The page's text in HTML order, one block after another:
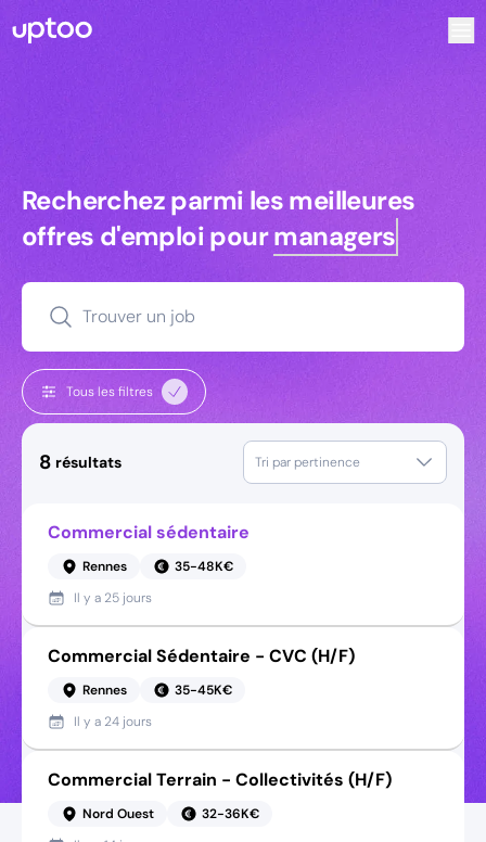
Recherchez parmi les meilleures
Recherchez parmi les meilleures
offres d'emploi pourmanagers
Trouver un job
Tous les filtres
8 résultats Tri par pertinence
Commercial sédentaire
Rennes
35-48K€
Il y a 25 jours
Commercial Sédentaire - CVC (H/F)
Rennes
35-45K€
Il y a 24 jours
Commercial Terrain - Collectivités (H/F)
Nord Ouest
32-36K€